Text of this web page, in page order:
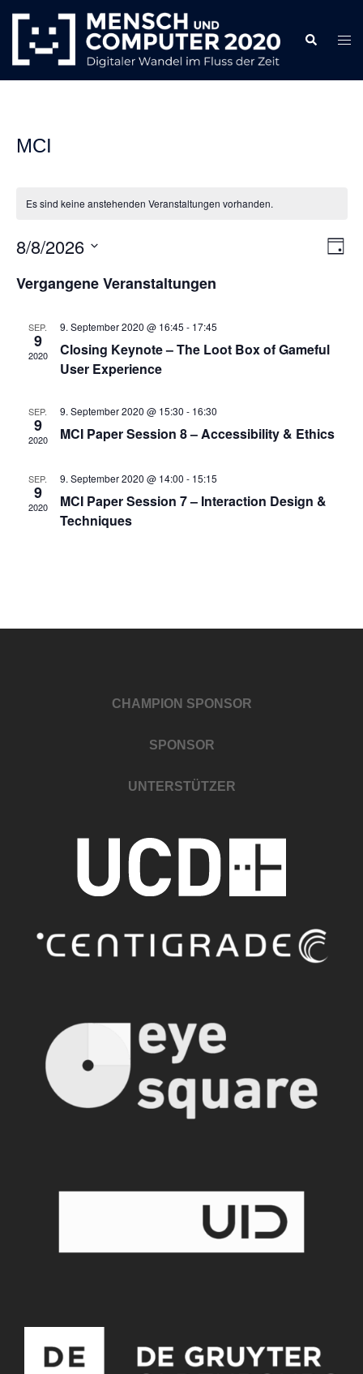
springen
Search
MCI
Es sind keine anstehenden Veranstaltungen vorhanden.
TAG
8/8/2026
wählen.
Vergangene Veranstaltungen
SEP.
9
2020
9. September 2020 @ 16:45 - 17:45
Closing Keynote – The Loot Box of Gameful
User Experience
SEP.
9
2020
9. September 2020 @ 15:30 - 16:30
MCI Paper Session 8 – Accessibility & Ethics
SEP.
9
2020
9. September 2020 @ 14:00 - 15:15
MCI Paper Session 7 – Interaction Design &
Techniques
CHAMPION SPONSOR
SPONSOR
UNTERSTÜTZER